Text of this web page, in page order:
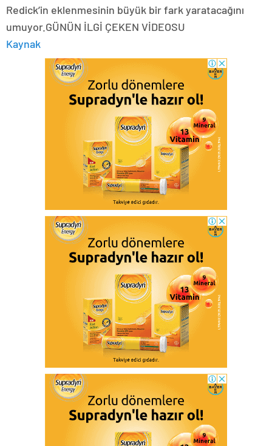
Redick’in eklenmesinin büyük bir fark yaratacağını
umuyor.GÜNÜN İLGİ ÇEKEN VİDEOSU
Kaynak